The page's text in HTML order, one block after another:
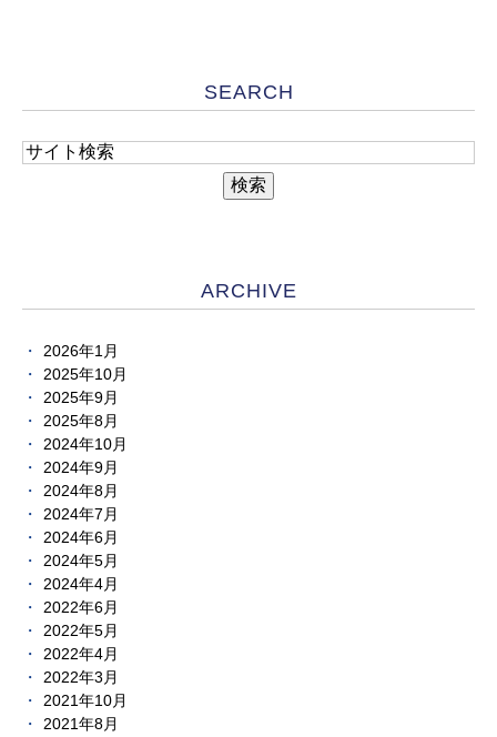
SEARCH
ARCHIVE
2026年1月
2025年10月
2025年9月
2025年8月
2024年10月
2024年9月
2024年8月
2024年7月
2024年6月
2024年5月
2024年4月
2022年6月
2022年5月
2022年4月
2022年3月
2021年10月
2021年8月